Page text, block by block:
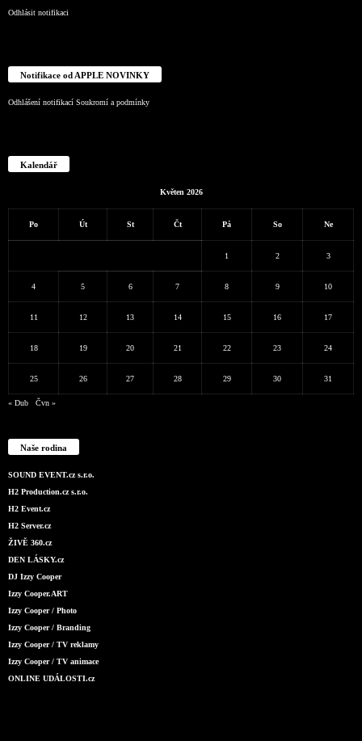
Odhlásit notifikaci
Notifikace od APPLE NOVINKY
Odhlášení notifikací Soukromí a podmínky
Kalendář
Květen 2026
Po Út St Čt Pá So Ne
1 2 3
4 5 6 7 8 9 10
11 12 13 14 15 16 17
18 19 20 21 22 23 24
25 26 27 28 29 30 31
« Dub Čvn »
Naše rodina
SOUND EVENT.cz s.r.o.
H2 Production.cz s.r.o.
H2 Event.cz
H2 Server.cz
ŽIVĚ 360.cz
DEN LÁSKY.cz
DJ Izzy Cooper
Izzy Cooper.ART
Izzy Cooper / Photo
Izzy Cooper / Branding
Izzy Cooper / TV reklamy
Izzy Cooper / TV animace
ONLINE UDÁLOSTI.cz